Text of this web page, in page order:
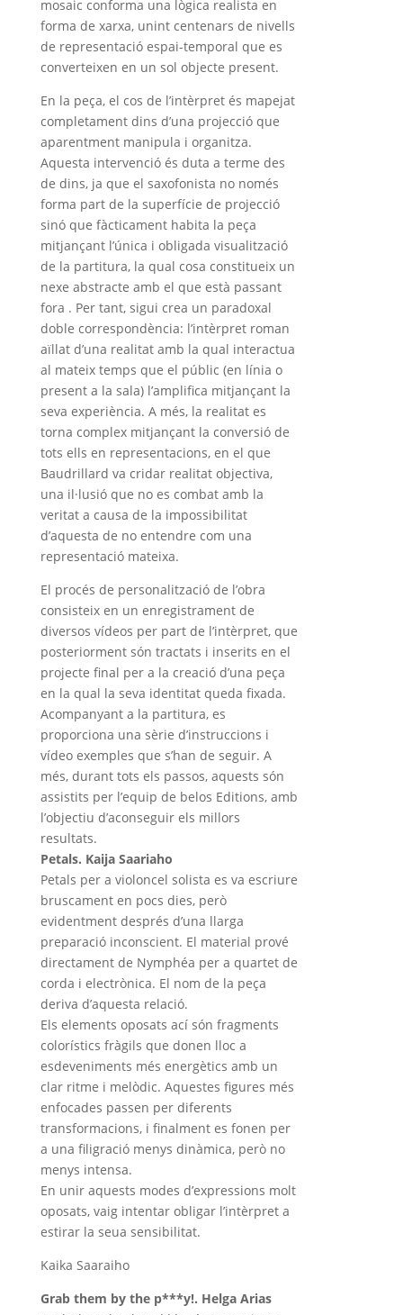
mosaic conforma una lògica realista en
forma de xarxa, unint centenars de nivells
de representació espai-temporal que es
converteixen en un sol objecte present.
En la peça, el cos de l’intèrpret és mapejat
completament dins d’una projecció que
aparentment manipula i organitza.
Aquesta intervenció és duta a terme des
de dins, ja que el saxofonista no només
forma part de la superfície de projecció
sinó que fàcticament habita la peça
mitjançant l’única i obligada visualització
de la partitura, la qual cosa constitueix un
nexe abstracte amb el que està passant
fora . Per tant, sigui crea un paradoxal
doble correspondència: l’intèrpret roman
aïllat d’una realitat amb la qual interactua
al mateix temps que el públic (en línia o
present a la sala) l’amplifica mitjançant la
seva experiència. A més, la realitat es
torna complex mitjançant la conversió de
tots ells en representacions, en el que
Baudrillard va cridar realitat objectiva,
una il·lusió que no es combat amb la
veritat a causa de la impossibilitat
d’aquesta de no entendre com una
representació mateixa.
El procés de personalització de l’obra
consisteix en un enregistrament de
diversos vídeos per part de l’intèrpret, que
posteriorment són tractats i inserits en el
projecte final per a la creació d’una peça
en la qual la seva identitat queda fixada.
Acompanyant a la partitura, es
proporciona una sèrie d’instruccions i
vídeo exemples que s’han de seguir. A
més, durant tots els passos, aquests són
assistits per l’equip de belos Editions, amb
l’objectiu d’aconseguir els millors
resultats.
Petals. Kaija Saariaho
Petals per a violoncel solista es va escriure
bruscament en pocs dies, però
evidentment després d’una llarga
preparació inconscient. El material prové
directament de Nymphéa per a quartet de
corda i electrònica. El nom de la peça
deriva d’aquesta relació.
Els elements oposats ací són fragments
colorístics fràgils que donen lloc a
esdeveniments més energètics amb un
clar ritme i melòdic. Aquestes figures més
enfocades passen per diferents
transformacions, i finalment es fonen per
a una filigració menys dinàmica, però no
menys intensa.
En unir aquests modes d’expressions molt
oposats, vaig intentar obligar l’intèrpret a
estirar la seua sensibilitat.
Kaika Saaraiho
Grab them by the p***y!. Helga Arias